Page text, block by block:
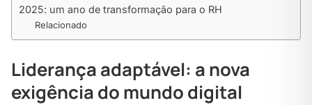
2025: um ano de transformação para o RH
Relacionado
Liderança adaptável: a nova
exigência do mundo digital